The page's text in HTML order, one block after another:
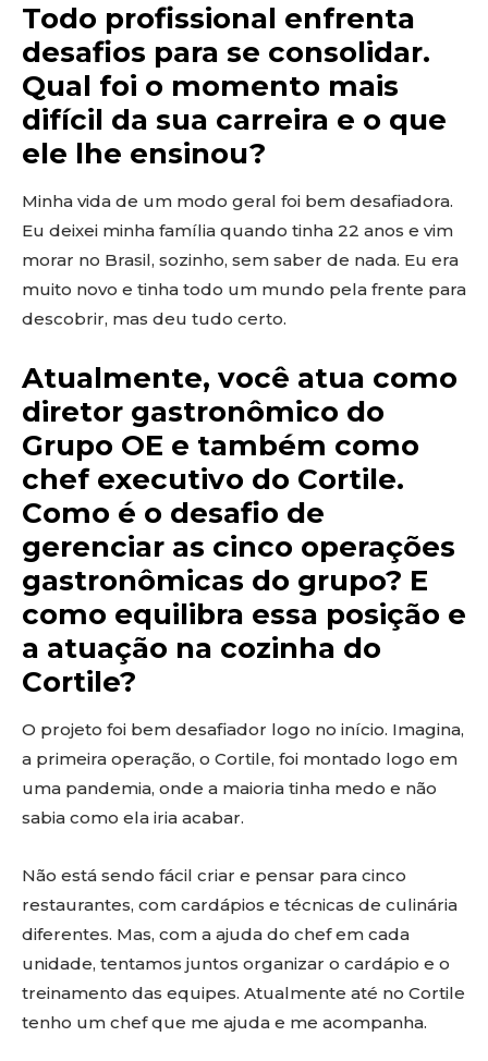
Todo profissional enfrenta
desafios para se consolidar.
Qual foi o momento mais
difícil da sua carreira e o que
ele lhe ensinou?
Minha vida de um modo geral foi bem desafiadora.
Eu deixei minha família quando tinha 22 anos e vim
morar no Brasil, sozinho, sem saber de nada. Eu era
muito novo e tinha todo um mundo pela frente para
descobrir, mas deu tudo certo.
Atualmente, você atua como
diretor gastronômico do
Grupo OE e também como
chef executivo do Cortile.
Como é o desafio de
gerenciar as cinco operações
gastronômicas do grupo? E
como equilibra essa posição e
a atuação na cozinha do
Cortile?
O projeto foi bem desafiador logo no início. Imagina,
a primeira operação, o Cortile, foi montado logo em
uma pandemia, onde a maioria tinha medo e não
sabia como ela iria acabar.
Não está sendo fácil criar e pensar para cinco
restaurantes, com cardápios e técnicas de culinária
diferentes. Mas, com a ajuda do chef em cada
unidade, tentamos juntos organizar o cardápio e o
treinamento das equipes. Atualmente até no Cortile
tenho um chef que me ajuda e me acompanha.